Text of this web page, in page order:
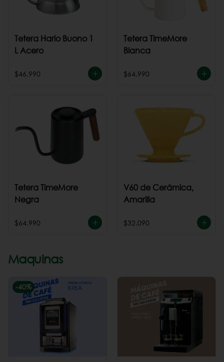
Tetera Hario Buono 1
L Acero
$46.990
Tetera TimeMore
Blanca
$64.990
Tetera TimeMore
Negra
$64.990
V60 de Cerámica,
Amarilla
$32.090
Maquinas
-40%